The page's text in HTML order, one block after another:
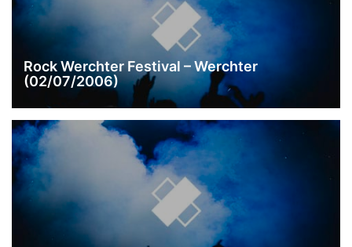
Rock Werchter Festival – Werchter
(02/07/2006)